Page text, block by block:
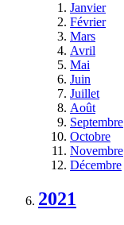
Janvier
Février
Mars
Avril
Mai
Juin
Juillet
Août
Septembre
Octobre
Novembre
Décembre
2021